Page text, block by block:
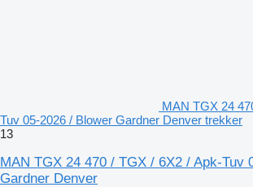
MAN TGX 24
Tuv 05-2026 / Blower Gardner Denver trekker
13
MAN TGX 24 470 / TGX / 6X2 / Apk-Tuv
Gardner Denver